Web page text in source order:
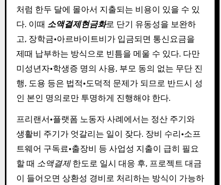
처럼 한두 달에 몰아서 지출되는 비용이 있을 수 있
다. 이때 소액결제현금화로 단기 유동성을 보완하
고, 장학금·아르바이트비가 입금되면 통신요금을
제때 납부하는 방식으로 빈틈을 메울 수 있다. 다만
미성년자·학생증 명의 사용, 부모 동의 없는 무단 진
행, 도용 등은 법적·도덕적 문제가 되므로 반드시 성
인 본인 명의로만 투명하게 진행해야 한다.
프리랜서·플랫폼 노동자 사례에서는 정산 주기와
생활비 주기가 엇갈리는 일이 잦다. 장비 수리·소프
트웨어 구독료·출장비 등 사업성 지출이 급히 필요
할 때 소액결제한도로 일시 대응 후, 프로젝트 대금
이 들어오면 상환성 경비로 처리하는 방식이 가능하